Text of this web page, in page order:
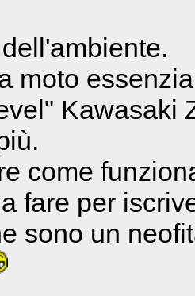
moto
Kawasaki
come
fare per
sono un